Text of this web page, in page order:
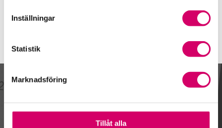
Inställningar
Statistik
Marknadsföring
Tillåt alla